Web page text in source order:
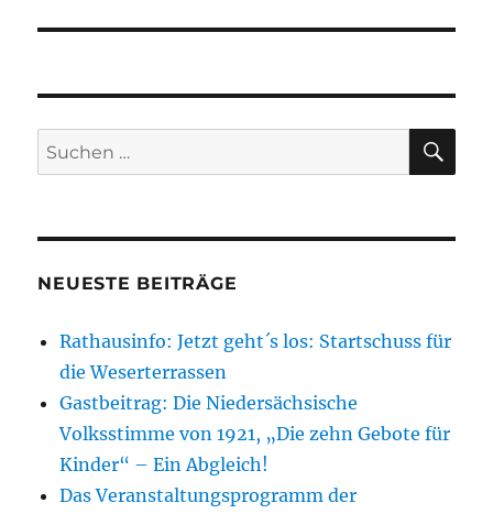
Suchen
nach:
NEUESTE BEITRÄGE
Rathausinfo: Jetzt geht´s los: Startschuss für
die Weserterrassen
Gastbeitrag: Die Niedersächsische
Volksstimme von 1921, „Die zehn Gebote für
Kinder“ – Ein Abgleich!
Das Veranstaltungsprogramm der